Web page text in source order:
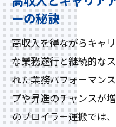
ーの秘訣
高収入を得ながらキャ
な業務遂行と継続的な
れた業務パフォーマン
プや昇進のチャンスが
のブロイラー運搬では